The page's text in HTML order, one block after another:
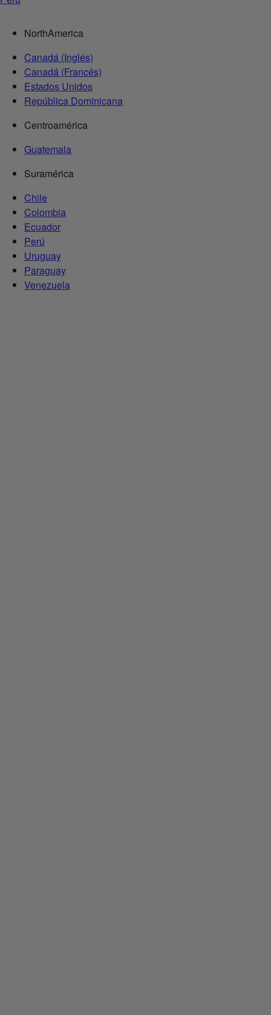
NorthAmerica
Canadá (Inglés)
Canadá (Francés)
Estados Unidos
República Dominicana
Centroamérica
Guatemala
Suramérica
Chile
Colombia
Ecuador
Perú
Uruguay
Paraguay
Venezuela